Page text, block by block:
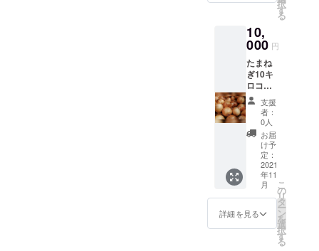
ます。
野菜が
ていま
す大変
お得に
なって
いま
す。 5
キロサ
イズご
自宅ま
で届き
ます。
たまね
ぎ、お
野菜の
おまけ
小さい
かぼ
ちゃ
プッ
チーニ
坊っ
ちゃん
かぼ
ちゃ 赤
皮栗か
ぼちゃ
ミニ ど
れか入
ります
後は5キ
ロまで
択
す
る
10,
000 円
たまね
ぎ10キ
ロコー
ス（総
重量に
なりま
す）
100cm
ダン
ボール
10キロ
になる
よう詰
めまし
た。 玉
支援
者：
0人
お届
け予
定：
2021
年11
月
詳細を見る
こ
の
リ
タ
ー
ン
を
選
択
す
る